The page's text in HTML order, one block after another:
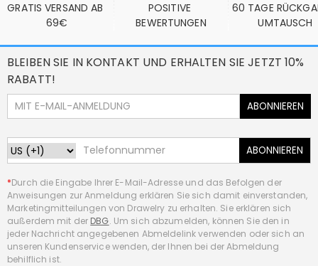
GRATIS VERSAND AB
69€
POSITIVE
BEWERTUNGEN
60 TAGE
UMTAUSCH
BLEIBEN SIE IN KONTAKT UND ERHALTEN SIE JETZT 10%
RABATT!
ABONNIEREN
ABONNIEREN
*Durch die Eingabe Ihrer E-Mail-Adresse und das Befolgen der
Anweisungen zur Anmeldung erklären Sie sich damit einverstanden,
Marketingmitteilungen von Drawelry zu erhalten. Sie erklären sich
außerdem mit der DBG. Um sich abzumelden, können Sie den in
jeder Nachricht angegebenen Abmeldelink verwenden oder sich an
unseren Kundenservice wenden, der Ihnen bei der Abmeldung
behilflich ist.